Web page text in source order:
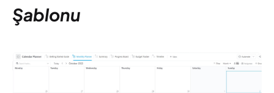
Şablonu